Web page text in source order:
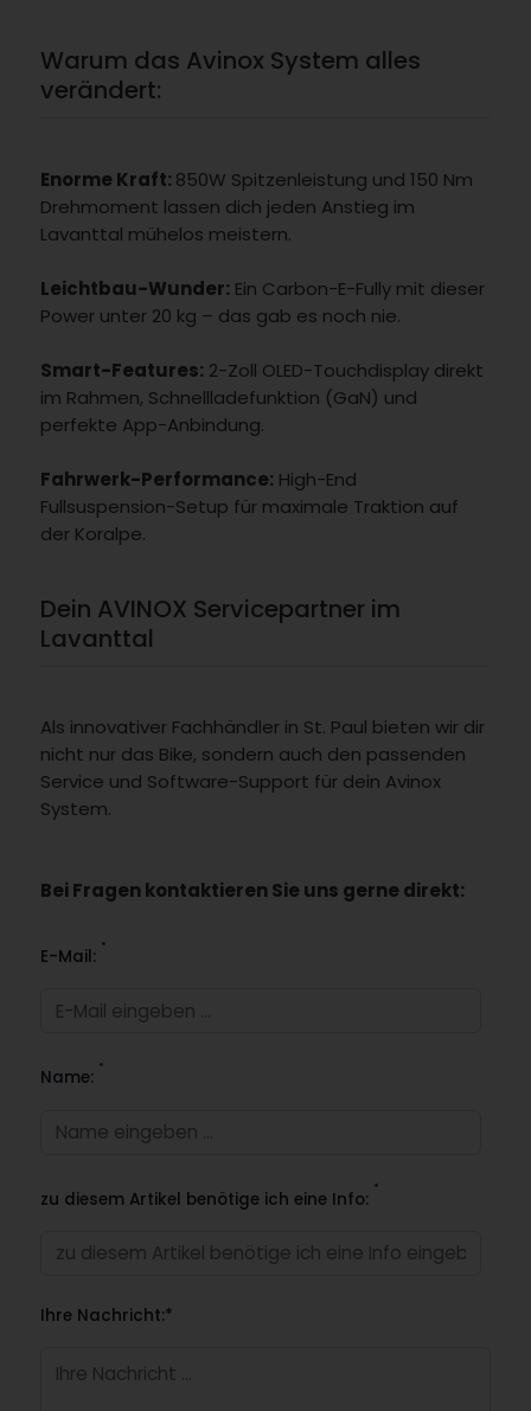
Warum das Avinox System alles
verändert:
Enorme Kraft: 850W Spitzenleistung und 150 Nm
Drehmoment lassen dich jeden Anstieg im
Lavanttal mühelos meistern.
Leichtbau-Wunder: Ein Carbon-E-Fully mit dieser
Power unter 20 kg – das gab es noch nie.
Smart-Features: 2-Zoll OLED-Touchdisplay direkt
im Rahmen, Schnellladefunktion (GaN) und
perfekte App-Anbindung.
Fahrwerk-Performance: High-End
Fullsuspension-Setup für maximale Traktion auf
der Koralpe.
Dein AVINOX Servicepartner im
Lavanttal
Als innovativer Fachhändler in St. Paul bieten wir dir
nicht nur das Bike, sondern auch den passenden
Service und Software-Support für dein Avinox
System.
Bei Fragen kontaktieren Sie uns gerne direkt:
E-Mail: *
Name: *
zu diesem Artikel benötige ich eine Info: *
Ihre Nachricht:*